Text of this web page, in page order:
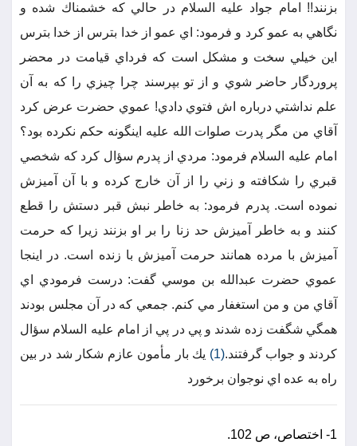
بزنند!! امام جواد عليه السلام در حالي كه خشمناك شده و
نگاهي به عمو كرد و فرمود: اي عمو از خدا بترس از خدا بترس
اين خيلي سخت و مشكل است كه فرداي قيامت در محضر
پروردگار حاضر شوي و از تو بپرسند چرا چيزي را كه به آن
علم نداشتي درباره اش فتوي دادي! عموي حضرت عرض كرد
آقاي من مگر پدرت صلوات الله عليه اينگونه حكم نكرده بود؟
امام عليه السلام فرمود: مردي از پدرم سؤال كرد كه شخصي
قبري را شكافته و زني را از آن خارج كرده و با آن آميزش
نموده است. پدرم فرمود: به خاطر نبش قبر دستش را قطع
كنند و به خاطر آميزش حد زنا را بر او بزنند زيرا كه حرمت
آميزش با مرده همانند حرمت آميزش با زنده است. در اينجا
عموي حضرت عبدالله بن موسي گفت: درست فرمودي اي
آقاي من و من استغفار مي كنم. جمعي كه در آن مجلس بودند
همگي شگفت زده شدند و پي در پي از امام عليه السلام سؤال
كردند و جواب گرفتند.(1)
يك بار مأمون عازم شكار شد در بين
راه به عده اي نوجوان برخورد
1- اختصاص، ص 102.